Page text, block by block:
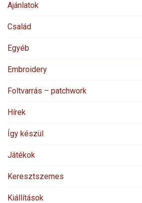
Ajánlatok
Család
Egyéb
Embroidery
Foltvarrás – patchwork
Hírek
Így készül
Játékok
Keresztszemes
Kiállítások